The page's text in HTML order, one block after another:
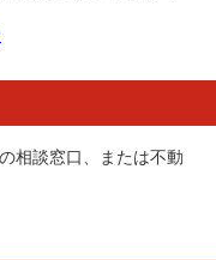
相談窓口、または不動